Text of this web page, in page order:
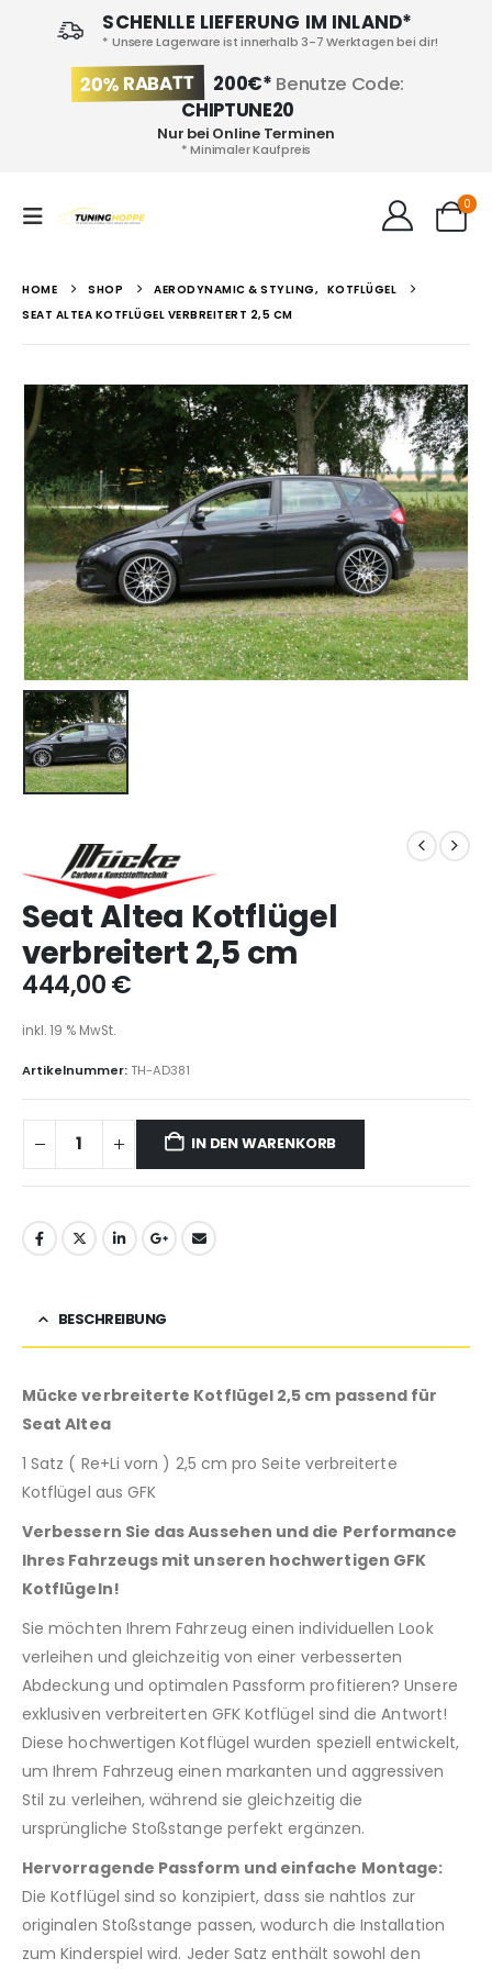
SCHENLLE LIEFERUNG IM INLAND*
* Unsere Lagerware ist innerhalb 3-7 Werktagen bei dir!
20% RABATT 200€* Benutze Code:
CHIPTUNE20
Nur bei Online Terminen
* Minimaler Kaufpreis
0
HOME SHOP AERODYNAMIC & STYLING, KOTFLÜGEL
SEAT ALTEA KOTFLÜGEL VERBREITERT 2,5 CM
Seat Altea Kotflügel
verbreitert 2,5 cm
444,00€
inkl. 19 % MwSt.
Artikelnummer:TH-AD381
IN DEN WARENKORB
BESCHREIBUNG
Mücke verbreiterte Kotflügel 2,5 cm passend für
Seat Altea
1 Satz ( Re+Li vorn ) 2,5 cm pro Seite verbreiterte
Kotflügel aus GFK
Verbessern Sie das Aussehen und die Performance
Ihres Fahrzeugs mit unseren hochwertigen GFK
Kotflügeln!
Sie möchten Ihrem Fahrzeug einen individuellen Look
verleihen und gleichzeitig von einer verbesserten
Abdeckung und optimalen Passform profitieren? Unsere
exklusiven verbreiterten GFK Kotflügel sind die Antwort!
Diese hochwertigen Kotflügel wurden speziell entwickelt,
um Ihrem Fahrzeug einen markanten und aggressiven
Stil zu verleihen, während sie gleichzeitig die
ursprüngliche Stoßstange perfekt ergänzen.
Hervorragende Passform und einfache Montage:
Die Kotflügel sind so konzipiert, dass sie nahtlos zur
originalen Stoßstange passen, wodurch die Installation
zum Kinderspiel wird. Jeder Satz enthält sowohl den